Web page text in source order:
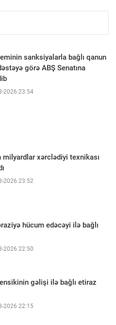
sanksiyalarla bağlı qanun
görə ABŞ Senatına
2026 23:54
milyardlar xərclədiyi texnikası
2026 23:52
hücum edəcəyi ilə bağlı
2026 22:50
gəlişi ilə bağlı etiraz
2026 22:15